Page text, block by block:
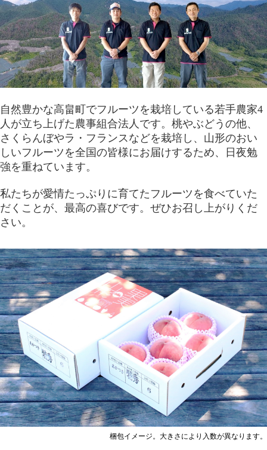
自然豊かな高畠町でフルーツを栽培している若手農家4
人が立ち上げた農事組合法人です。桃やぶどうの他、
さくらんぼやラ・フランスなどを栽培し、山形のおい
しいフルーツを全国の皆様にお届けするため、日夜勉
強を重ねています。
私たちが愛情たっぷりに育てたフルーツを食べていた
だくことが、最高の喜びです。ぜひお召し上がりくだ
さい。
梱包イメージ。大きさにより入数が異なります。